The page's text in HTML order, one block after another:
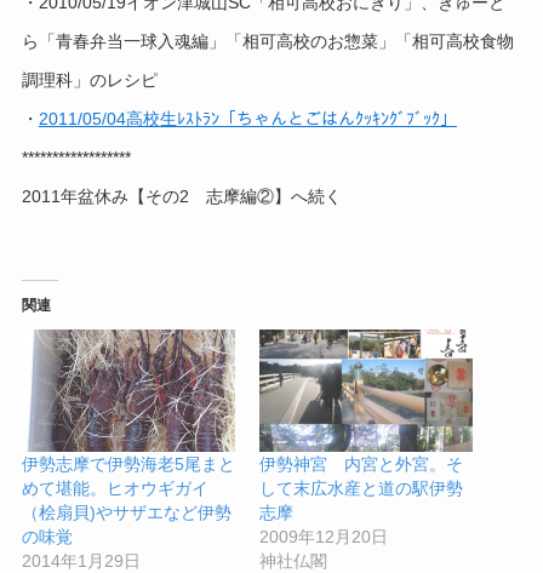
ら「青春弁当一球入魂編」「相可高校のお惣菜」「相可高校食物
調理科」のレシピ
・ 2011/05/04高校生ﾚｽﾄﾗﾝ「ちゃんとごはんｸｯｷﾝｸﾞﾌﾞｯｸ」
******************
2011年盆休み【その2 志摩編②】へ続く
関連
伊勢志摩で伊勢海老5尾まと
めて堪能。ヒオウギガイ
（桧扇貝)やサザエなど伊勢
の味覚
2014年1月29日
伊勢神宮 内宮と外宮。そ
して末広水産と道の駅伊勢
志摩
2009年12月20日
神社仏閣